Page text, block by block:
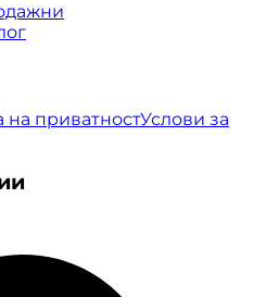
на приватностУслови за